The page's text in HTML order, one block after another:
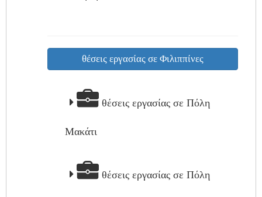
θέσεις εργασίας σε Φιλιππίνες
θέσεις εργασίας σε Πόλη
Μακάτι
θέσεις εργασίας σε Πόλη